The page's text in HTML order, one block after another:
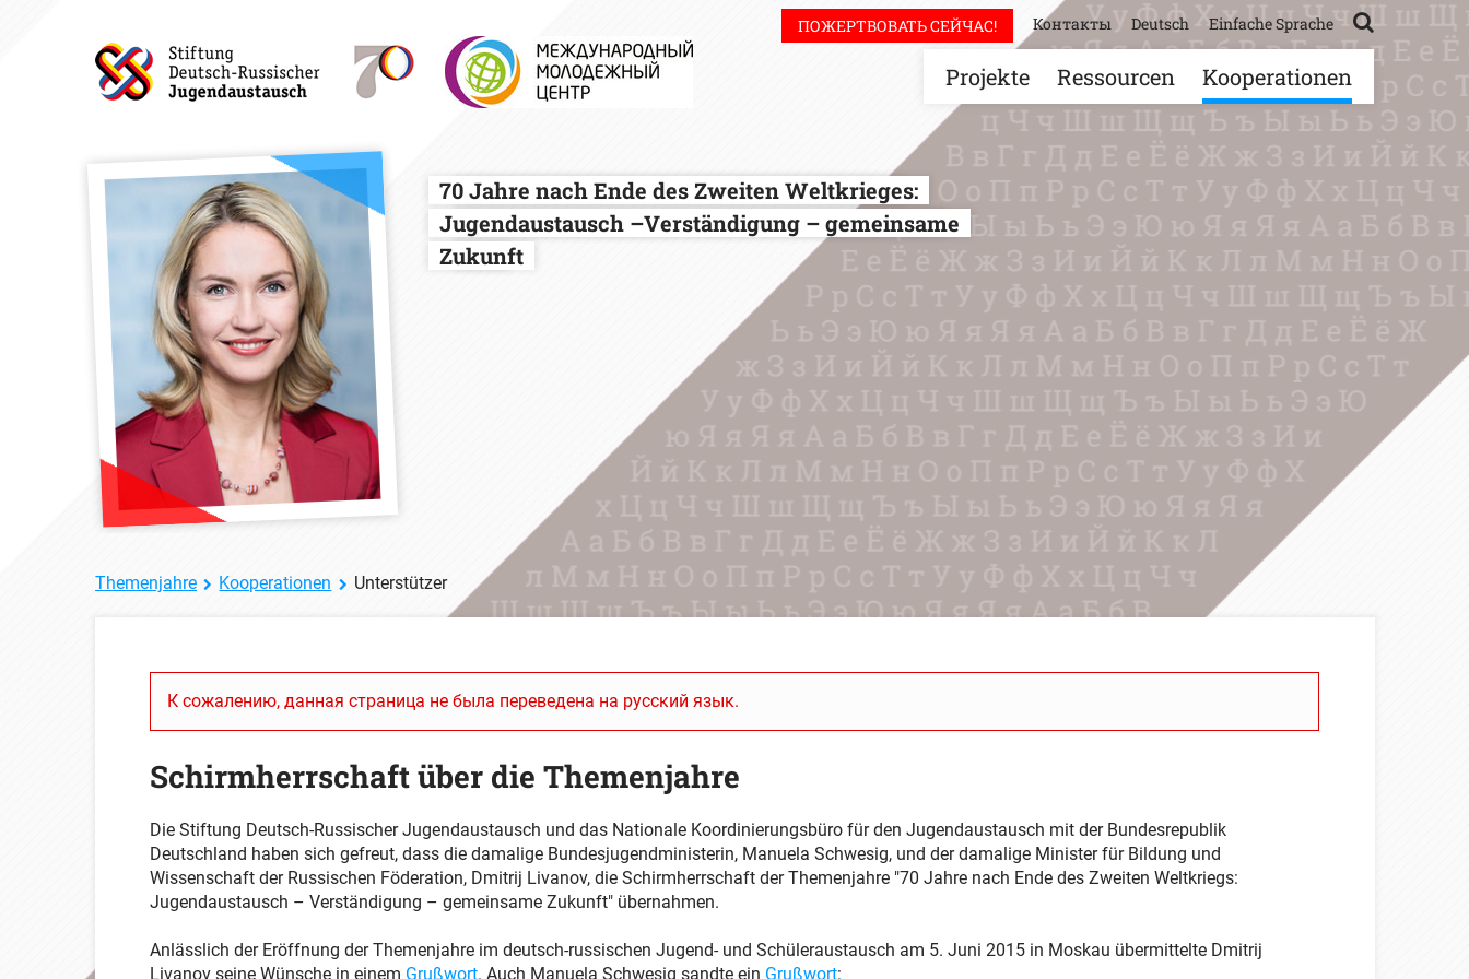
Projekte Ressourcen Kooperationen
ПОЖЕРТВОВАТЬ СЕЙЧАС! Контакты Deutsch Einfache Sprache
70 Jahre nach Ende des Zweiten Weltkrieges:
Jugendaustausch –Verständigung – gemeinsame
Zukunft
Themenjahre Kooperationen Unterstützer
К сожалению, данная страница не была переведена на русский язык.
Schirmherrschaft über die Themenjahre
Die Stiftung Deutsch-Russischer Jugendaustausch und das Nationale Koordinierungsbüro für den Jugendaustausch mit der Bundesrepublik
Deutschland haben sich gefreut, dass die damalige Bundesjugendministerin, Manuela Schwesig, und der damalige Minister für Bildung und
Wissenschaft der Russischen Föderation, Dmitrij Livanov, die Schirmherrschaft der Themenjahre "70 Jahre nach Ende des Zweiten Weltkriegs:
Jugendaustausch – Verständigung – gemeinsame Zukunft" übernahmen.
Anlässlich der Eröffnung der Themenjahre im deutsch-russischen Jugend- und Schüleraustausch am 5. Juni 2015 in Moskau übermittelte Dmitrij
Livanov seine Wünsche in einem Grußwort. Auch Manuela Schwesig sandte ein Grußwort: